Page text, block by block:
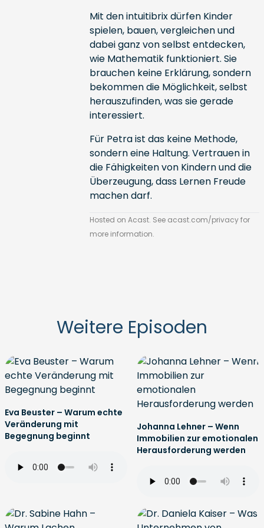
Mit den intuitibrix dürfen Kinder
spielen, bauen, vergleichen und
dabei ganz von selbst entdecken,
wie Mathematik funktioniert. Sie
brauchen keine Erklärung, sondern
bekommen die Möglichkeit, selbst
herauszufinden, was sie gerade
interessiert.
Für Petra ist das keine Methode,
sondern eine Haltung. Vertrauen in
die Fähigkeiten von Kindern und die
Überzeugung, dass Lernen Freude
machen darf.
Hosted on Acast. See acast.com/privacyfor
more information.
Weitere Episoden
Eva Beuster – Warum echte
Veränderung mit
Begegnung beginnt
Johanna Lehner – Wenn
Immobilien zur emotionalen
Herausforderung werden